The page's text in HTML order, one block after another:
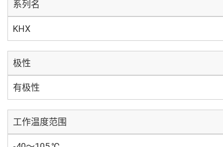
系列名
KHX
极性
有极性
工作温度范围